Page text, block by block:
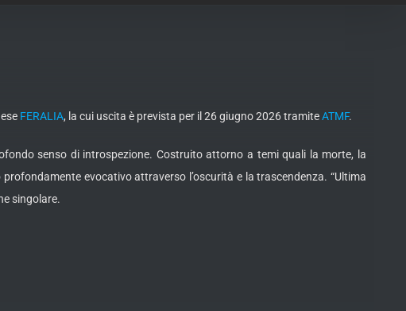
FERALIA, la cui uscita è prevista per il 26 giugno 2026 tramiteATMF.
senso di introspezione. Costruito attorno a temi quali la morte, la
evocativo attraverso l’oscurità e la trascendenza. “Ultima
singolare.